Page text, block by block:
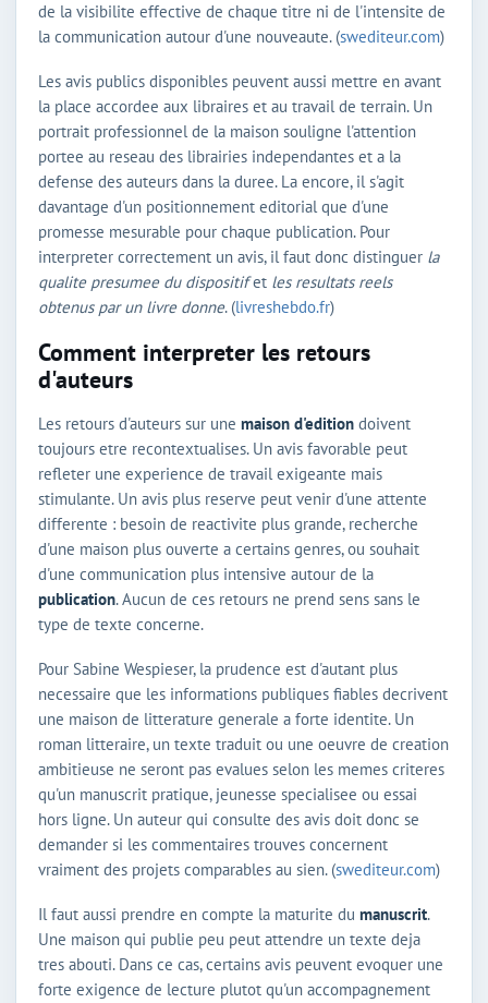
de la visibilite effective de chaque titre ni de l'intensite de
la communication autour d'une nouveaute. (swediteur.com)
Les avis publics disponibles peuvent aussi mettre en avant
la place accordee aux libraires et au travail de terrain. Un
portrait professionnel de la maison souligne l'attention
portee au reseau des librairies independantes et a la
defense des auteurs dans la duree. La encore, il s'agit
davantage d'un positionnement editorial que d'une
promesse mesurable pour chaque publication. Pour
interpreter correctement un avis, il faut donc distinguer la
qualite presumee du dispositifet les resultats reels
obtenus par un livre donne. (livreshebdo.fr)
Comment interpreter les retours
d'auteurs
Les retours d'auteurs sur une maison d'edition doivent
toujours etre recontextualises. Un avis favorable peut
refleter une experience de travail exigeante mais
stimulante. Un avis plus reserve peut venir d'une attente
differente : besoin de reactivite plus grande, recherche
d'une maison plus ouverte a certains genres, ou souhait
d'une communication plus intensive autour de la
publication. Aucun de ces retours ne prend sens sans le
type de texte concerne.
Pour Sabine Wespieser, la prudence est d'autant plus
necessaire que les informations publiques fiables decrivent
une maison de litterature generale a forte identite. Un
roman litteraire, un texte traduit ou une oeuvre de creation
ambitieuse ne seront pas evalues selon les memes criteres
qu'un manuscrit pratique, jeunesse specialisee ou essai
hors ligne. Un auteur qui consulte des avis doit donc se
demander si les commentaires trouves concernent
vraiment des projets comparables au sien. (swediteur.com)
Il faut aussi prendre en compte la maturite du manuscrit.
Une maison qui publie peu peut attendre un texte deja
tres abouti. Dans ce cas, certains avis peuvent evoquer une
forte exigence de lecture plutot qu'un accompagnement